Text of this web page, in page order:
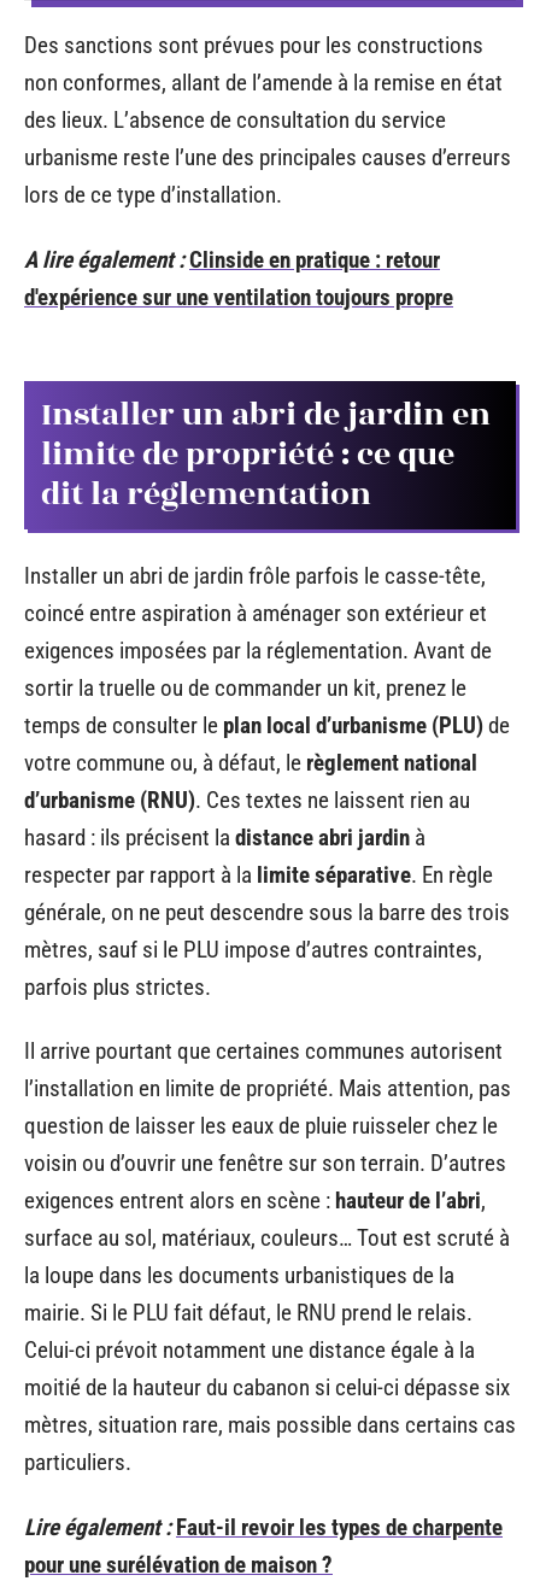
Des sanctions sont prévues pour les constructions
non conformes, allant de l’amende à la remise en état
des lieux. L’absence de consultation du service
urbanisme reste l’une des principales causes d’erreurs
lors de ce type d’installation.
A lire également :Clinside en pratique : retour
d'expérience sur une ventilation toujours propre
Installer un abri de jardin en
limite de propriété : ce que
dit la réglementation
Installer un abri de jardin frôle parfois le casse-tête,
coincé entre aspiration à aménager son extérieur et
exigences imposées par la réglementation. Avant de
sortir la truelle ou de commander un kit, prenez le
temps de consulter le plan local d’urbanisme (PLU)de
votre commune ou, à défaut, le règlement national
d’urbanisme (RNU). Ces textes ne laissent rien au
hasard : ils précisent la distance abri jardin à
respecter par rapport à la limite séparative. En règle
générale, on ne peut descendre sous la barre des trois
mètres, sauf si le PLU impose d’autres contraintes,
parfois plus strictes.
Il arrive pourtant que certaines communes autorisent
l’installation en limite de propriété. Mais attention, pas
question de laisser les eaux de pluie ruisseler chez le
voisin ou d’ouvrir une fenêtre sur son terrain. D’autres
exigences entrent alors en scène : hauteur de l’abri,
surface au sol, matériaux, couleurs… Tout est scruté à
la loupe dans les documents urbanistiques de la
mairie. Si le PLU fait défaut, le RNU prend le relais.
Celui-ci prévoit notamment une distance égale à la
moitié de la hauteur du cabanon si celui-ci dépasse six
mètres, situation rare, mais possible dans certains cas
particuliers.
Lire également : Faut-il revoir les types de charpente
pour une surélévation de maison ?